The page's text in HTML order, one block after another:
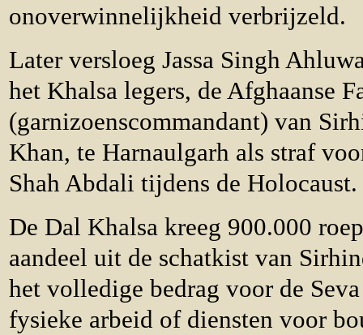
onoverwinnelijkheid verbrijzeld.
Later versloeg Jassa Singh
het Khalsa legers, de Afghaanse
(garnizoenscommandant) van
Khan, te Harnaulgarh als straf
Shah Abdali tijdens de Holocaust.
De Dal Khalsa kreeg 900.000
aandeel uit de schatkist van
het volledige bedrag voor de
fysieke arbeid of diensten voor